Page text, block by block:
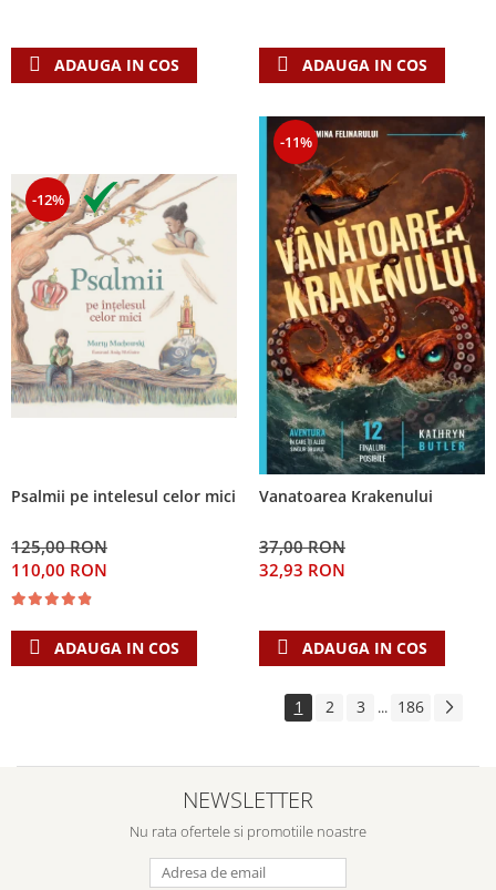
ADAUGA IN COS ADAUGA IN COS
-12%
Psalmii pe intelesul celor mici
125,00 RON
110,00 RON
ADAUGA IN COS
-11%
Vanatoarea Krakenului
37,00 RON
32,93 RON
ADAUGA IN COS
1 2 3 ... 186
NEWSLETTER
Nu rata ofertele si promotiile noastre